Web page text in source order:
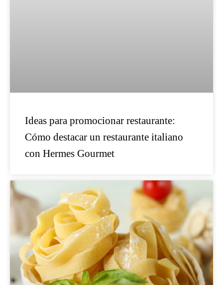
Ideas para promocionar restaurante:
Cómo destacar un restaurante italiano
con Hermes Gourmet